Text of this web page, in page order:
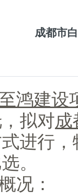
成都市
鸿建
拟对成
进行
。
况：